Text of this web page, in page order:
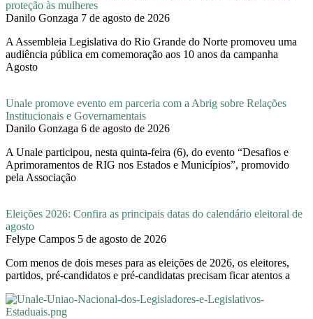
proteção às mulheres
Danilo Gonzaga 7 de agosto de 2026
A Assembleia Legislativa do Rio Grande do Norte promoveu uma
audiência pública em comemoração aos 10 anos da campanha
Agosto
Unale promove evento em parceria com a Abrig sobre Relações
Institucionais e Governamentais
Danilo Gonzaga 6 de agosto de 2026
A Unale participou, nesta quinta-feira (6), do evento “Desafios e
Aprimoramentos de RIG nos Estados e Municípios”, promovido
pela Associação
Eleições 2026: Confira as principais datas do calendário eleitoral de
agosto
Felype Campos 5 de agosto de 2026
Com menos de dois meses para as eleições de 2026, os eleitores,
partidos, pré-candidatos e pré-candidatas precisam ficar atentos a